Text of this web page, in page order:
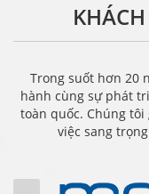
Trong suốt hơn 20
hành cùng sự phát
toàn quốc. Chúng
việc sang